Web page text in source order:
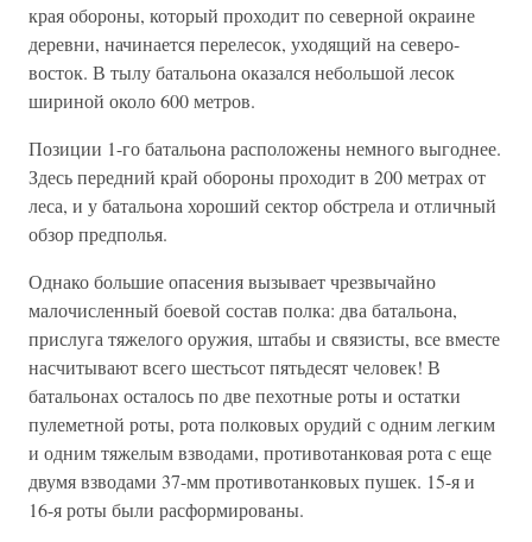
края обороны, который проходит по северной окраине
деревни, начинается перелесок, уходящий на северо-
восток. В тылу батальона оказался небольшой лесок
шириной около 600 метров.
Позиции 1-го батальона расположены немного выгоднее.
Здесь передний край обороны проходит в 200 метрах от
леса, и у батальона хороший сектор обстрела и отличный
обзор предполья.
Однако большие опасения вызывает чрезвычайно
малочисленный боевой состав полка: два батальона,
прислуга тяжелого оружия, штабы и связисты, все вместе
насчитывают всего шестьсот пятьдесят человек! В
батальонах осталось по две пехотные роты и остатки
пулеметной роты, рота полковых орудий с одним легким
и одним тяжелым взводами, противотанковая рота с еще
двумя взводами 37-мм противотанковых пушек. 15-я и
16-я роты были расформированы.